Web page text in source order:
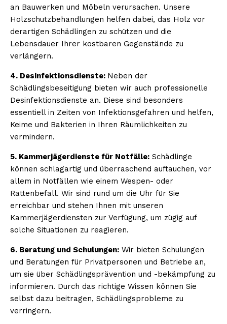
an Bauwerken und Möbeln verursachen. Unsere
Holzschutzbehandlungen helfen dabei, das Holz vor
derartigen Schädlingen zu schützen und die
Lebensdauer Ihrer kostbaren Gegenstände zu
verlängern.
4. Desinfektionsdienste: Neben der
Schädlingsbeseitigung bieten wir auch professionelle
Desinfektionsdienste an. Diese sind besonders
essentiell in Zeiten von Infektionsgefahren und helfen,
Keime und Bakterien in Ihren Räumlichkeiten zu
vermindern.
5. Kammerjägerdienste für Notfälle: Schädlinge
können schlagartig und überraschend auftauchen, vor
allem in Notfällen wie einem Wespen- oder
Rattenbefall. Wir sind rund um die Uhr für Sie
erreichbar und stehen Ihnen mit unseren
Kammerjägerdiensten zur Verfügung, um zügig auf
solche Situationen zu reagieren.
6. Beratung und Schulungen: Wir bieten Schulungen
und Beratungen für Privatpersonen und Betriebe an,
um sie über Schädlingsprävention und -bekämpfung zu
informieren. Durch das richtige Wissen können Sie
selbst dazu beitragen, Schädlingsprobleme zu
verringern.